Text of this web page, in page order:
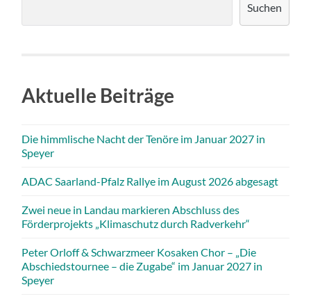
Suchen
Aktuelle Beiträge
Die himmlische Nacht der Tenöre im Januar 2027 in
Speyer
ADAC Saarland-Pfalz Rallye im August 2026 abgesagt
Zwei neue in Landau markieren Abschluss des
Förderprojekts „Klimaschutz durch Radverkehr“
Peter Orloff & Schwarzmeer Kosaken Chor – „Die
Abschiedstournee – die Zugabe“ im Januar 2027 in
Speyer